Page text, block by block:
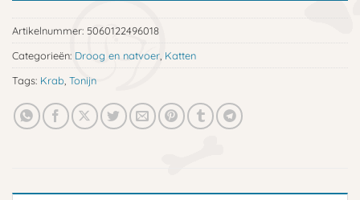
Artikelnummer: 5060122496018
Categorieën: Droog en natvoer Katten
Tags: Krab Tonijn